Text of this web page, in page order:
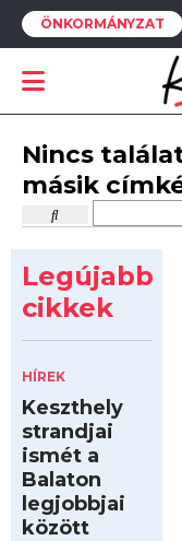
ÖNKORMÁNYZAT
Nincs
másik
Legújabb
cikkek
HÍREK
Keszthely
strandjai
ismét a
Balaton
legjobbjai
között